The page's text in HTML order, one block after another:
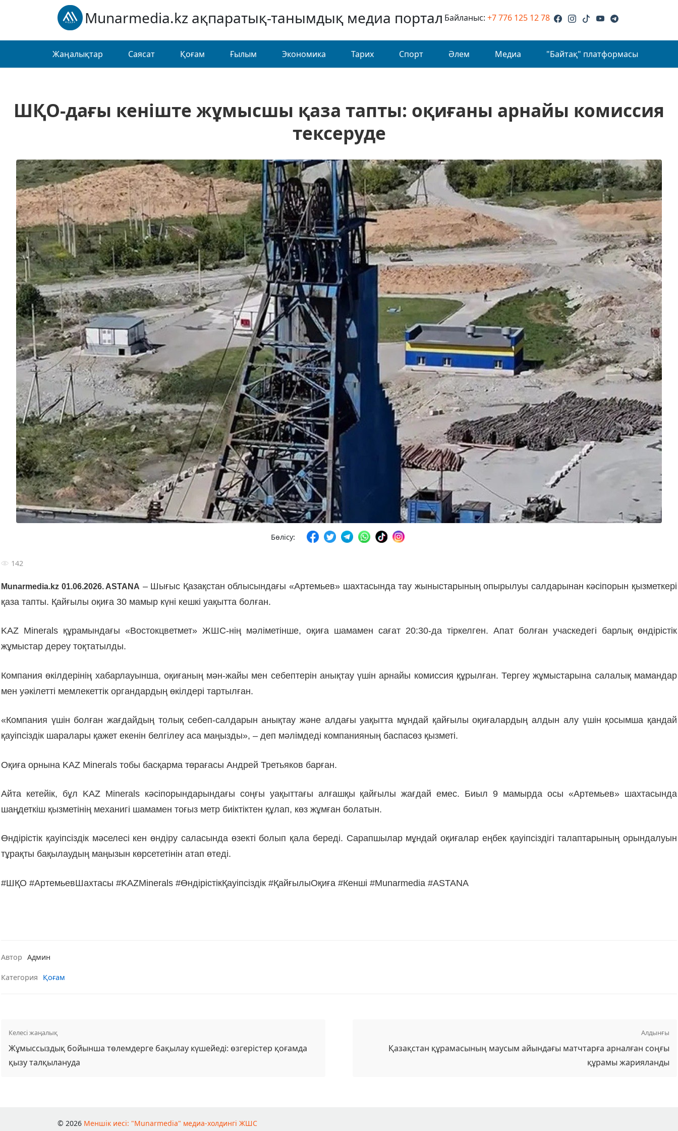
Munarmedia.kz ақпаратық-танымдық медиа портал Байланыс:+7 776 125 12 78
Жаңалықтар Саясат Қоғам Ғылым Экономика Тарих Спорт Әлем Медиа "Байтақ" платформасы
ШҚО-дағы кеніште жұмысшы қаза тапты: оқиғаны арнайы комиссия
тексеруде
Бөлісу:
142
Munarmedia.kz 01.06.2026. ASTANA – Шығыс Қазақстан облысындағы «Артемьев» шахтасында тау жыныстарының опырылуы салдарынан кәсіпорын қызметкері
қаза тапты. Қайғылы оқиға 30 мамыр күні кешкі уақытта болған.
KAZ Minerals құрамындағы «Востокцветмет» ЖШС-нің мәліметінше, оқиға шамамен сағат 20:30-да тіркелген. Апат болған учаскедегі барлық өндірістік
жұмыстар дереу тоқтатылды.
Компания өкілдерінің хабарлауынша, оқиғаның мән-жайы мен себептерін анықтау үшін арнайы комиссия құрылған. Тергеу жұмыстарына салалық мамандар
мен уәкілетті мемлекеттік органдардың өкілдері тартылған.
«Компания үшін болған жағдайдың толық себеп-салдарын анықтау және алдағы уақытта мұндай қайғылы оқиғалардың алдын алу үшін қосымша қандай
қауіпсіздік шаралары қажет екенін белгілеу аса маңызды», – деп мәлімдеді компанияның баспасөз қызметі.
Оқиға орнына KAZ Minerals тобы басқарма төрағасы Андрей Третьяков барған.
Айта кетейік, бұл KAZ Minerals кәсіпорындарындағы соңғы уақыттағы алғашқы қайғылы жағдай емес. Биыл 9 мамырда осы «Артемьев» шахтасында
шаңдеткіш қызметінің механигі шамамен тоғыз метр биіктіктен құлап, көз жұмған болатын.
Өндірістік қауіпсіздік мәселесі кен өндіру саласында өзекті болып қала береді. Сарапшылар мұндай оқиғалар еңбек қауіпсіздігі талаптарының орындалуын
тұрақты бақылаудың маңызын көрсететінін атап өтеді.
#ШҚО #АртемьевШахтасы #KAZMinerals #ӨндірістікҚауіпсіздік #ҚайғылыОқиға #Кенші #Munarmedia #ASTANA
Автор Админ
Категория Қоғам
Келесі жаңалық
Жұмыссыздық бойынша төлемдерге бақылау күшейеді: өзгерістер қоғамда
қызу талқылануда
Алдынғы
Қазақстан құрамасының маусым айындағы матчтарға арналған соңғы
құрамы жарияланды
© 2026 Меншік иесі: "Munarmedia" медиа-холдингі ЖШС